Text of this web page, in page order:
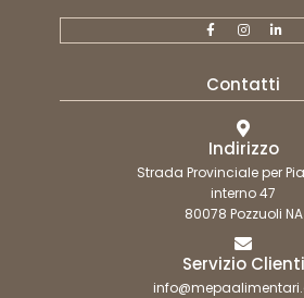
Contatti
Indirizzo
Strada Provinciale per
interno 47
80078 Pozzuoli NA
Servizio Clienti